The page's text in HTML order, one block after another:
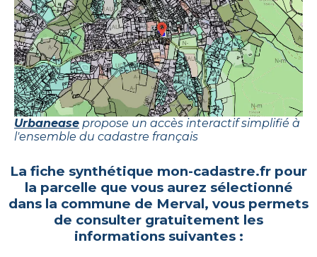
Urbanease propose un accès interactif simplifié à
l'ensemble du cadastre français
La fiche synthétique mon-cadastre.fr pour
la parcelle que vous aurez sélectionné
dans la commune de Merval, vous permets
de consulter gratuitement les
informations suivantes :